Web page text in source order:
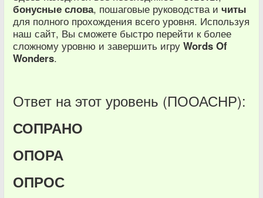
бонусные слова, пошаговые руководства и читы
для полного прохождения всего уровня. Используя
наш сайт, Вы сможете быстро перейти к более
сложному уровню и завершить игру Words Of
Wonders.
Ответ на этот уровень (ПООАСНР):
СОПРАНО
ОПОРА
ОПРОС